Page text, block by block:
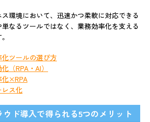
環境において、迅速かつ柔軟に対応できる
なるツールではなく、業務効率化を支える
ツールの選び方
（RPA・AI）
化×RPA
レス化
ド導入で得られる5つのメリット